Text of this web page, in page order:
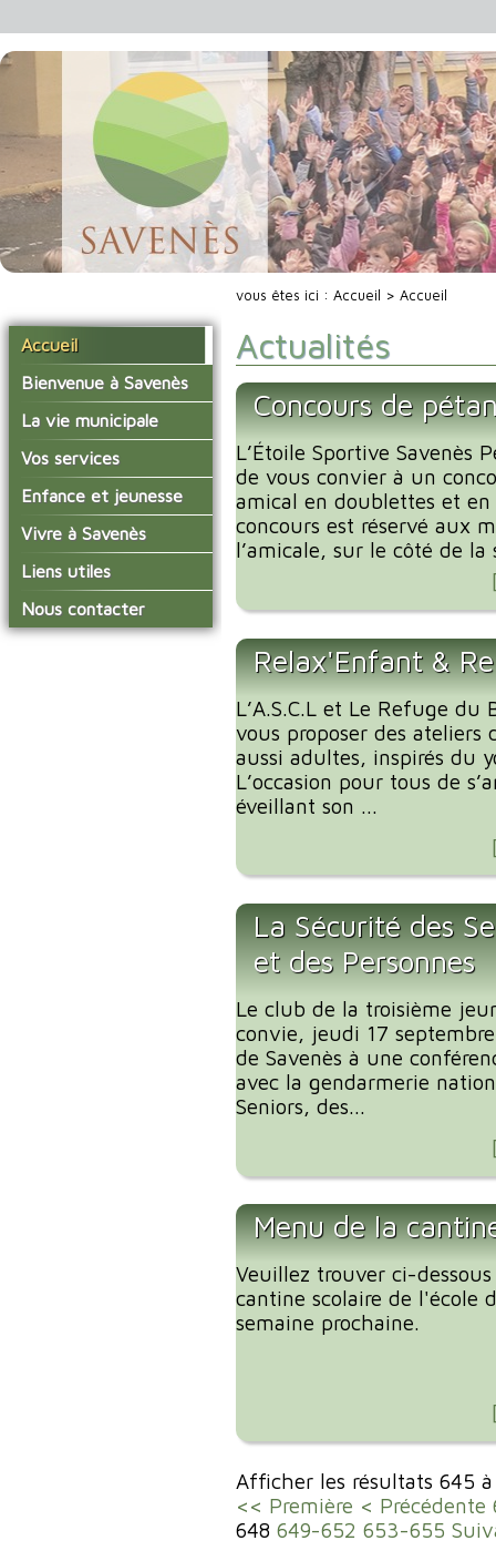
Accueil
Bienvenue à Savenès
Situer Savenès
Savenès en chiffre
L'histoire du village
Actualités de Savenès
sur ladepeche.fr
La vie municipale
Vos élus
Les compte-rendus du
conseil municipal
Les commissions
Les diverses
délégations/syndicats
L'urbanisme
Vos services
La mairie
Le service technique
Les services de l'école
Les installations
municipales
La collecte des ordures
Enfance et jeunesse
L'école primaire
La garderie et la cantine
Le temps périscolaire
La petite enfance
Vivre à Savenès
Agenda Salle des Fetes
Liens utiles
Communauté de
Communes Grand Sud
Tarn et Garonne
Nous contacter
vous êtes ici : Accueil > Accueil
Actualités
Concours de
L’Étoile Sportive Savenès
de vous convier à un
amical en doublettes et en
concours est réservé aux
l’amicale, sur le côté de la
Relax'Enfant &
L’A.S.C.L et Le Refuge
vous proposer des
aussi adultes, inspirés du
L’occasion pour tous de
éveillant son ...
La Sécurité des
et des Personnes
Le club de la troisième
convie, jeudi 17
de Savenès à une
avec la gendarmerie
Seniors, des...
Menu de la
Veuillez trouver ci-
cantine scolaire de l'école
semaine prochaine.
Afficher les résultats 645
<< Première < Précédente
648 649-652 653-655